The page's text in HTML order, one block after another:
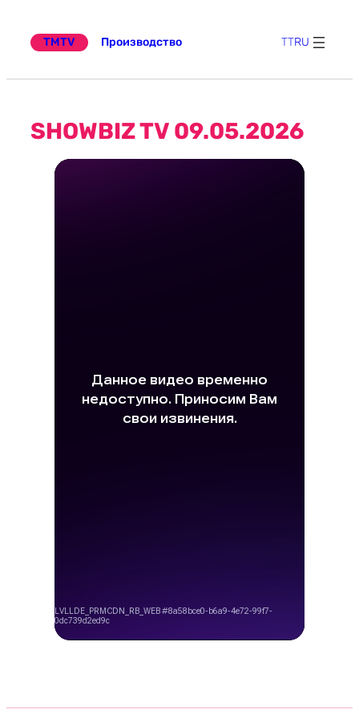
содержимому
TMTV Производство TTRU
SHOWBIZ TV 09.05.2026